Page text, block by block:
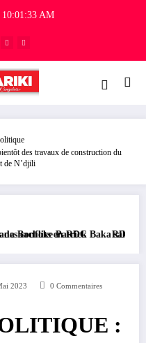
10:01:34 AM
des travaux de construction du
de N’djili
salue la suspension de
RDC/ POLITIQUE :
2023 0 Commentaires
: